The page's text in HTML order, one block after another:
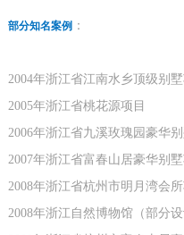
部分知名案例：
2004年浙江省江南水乡顶级别墅
2005年浙江省桃花源项目
2006年浙江省九溪玫瑰园豪华
2007年浙江省富春山居豪华别墅
2008年浙江省杭州市明月湾会所
2008年浙江自然博物馆（部分设